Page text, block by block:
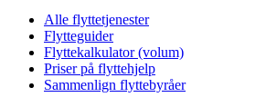
Alle flyttetjenester
Flytteguider
Flyttekalkulator (volum)
Priser på flyttehjelp
Sammenlign flyttebyråer